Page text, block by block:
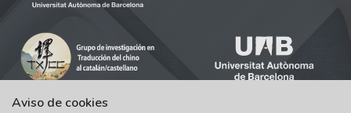
Aviso de cookies